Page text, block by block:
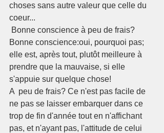
choses sans autre valeur que celle du
coeur...
Bonne conscience:oui, pourquoi pas;
elle est, après tout, plutôt meilleure à
prendre que la mauvaise, si elle
s'appuie sur quelque chose!
A  peu de frais? Ce n'est pas facile de
ne pas se laisser embarquer dans ce
trop de fin d'année tout en n'affichant
pas, et n'ayant pas, l'attitude de celui